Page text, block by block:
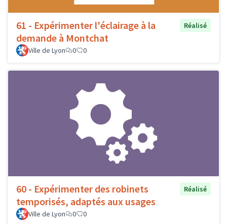
61 - Expérimenter l'éclairage à la
demande à Montchat
Réalisé
Ville de Lyon 0 0
60 - Expérimenter des robinets
temporisés, adaptés aux usages
Réalisé
Ville de Lyon 0 0